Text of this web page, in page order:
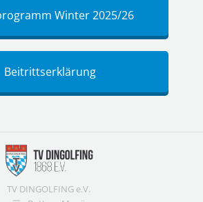
Winter 2025/26
Beitrittserklärung
TV DINGOLFING e.V.